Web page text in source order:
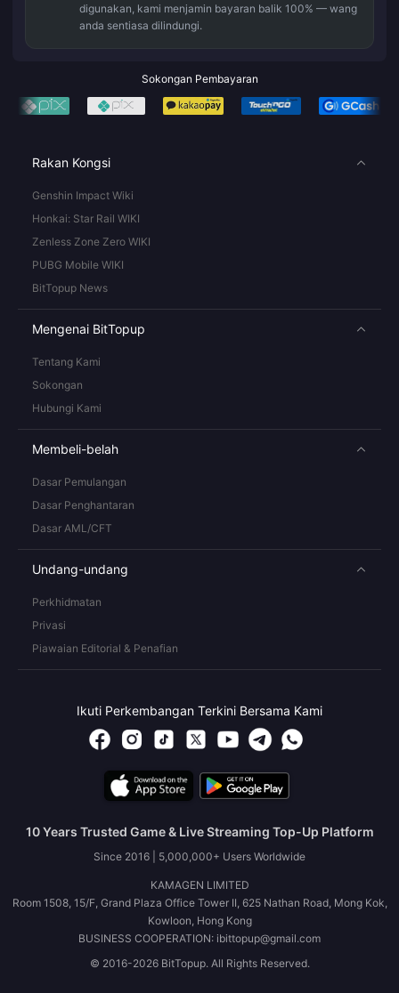
digunakan, kami menjamin bayaran balik 100% — wang
anda sentiasa dilindungi.
Sokongan Pembayaran
Rakan Kongsi
Genshin Impact Wiki
Honkai: Star Rail WIKI
Zenless Zone Zero WIKI
PUBG Mobile WIKI
BitTopup News
Mengenai BitTopup
Tentang Kami
Sokongan
Hubungi Kami
Membeli-belah
Dasar Pemulangan
Dasar Penghantaran
Dasar AML/CFT
Undang-undang
Perkhidmatan
Privasi
Piawaian Editorial & Penafian
Ikuti Perkembangan Terkini Bersama Kami
10 Years Trusted Game & Live Streaming Top-Up Platform
Since 2016 | 5,000,000+ Users Worldwide
KAMAGEN LIMITED
Room 1508, 15/F, Grand Plaza Office Tower II, 625 Nathan Road, Mong Kok,
Kowloon, Hong Kong
BUSINESS COOPERATION: ibittopup@gmail.com
© 2016-2026 BitTopup. All Rights Reserved.